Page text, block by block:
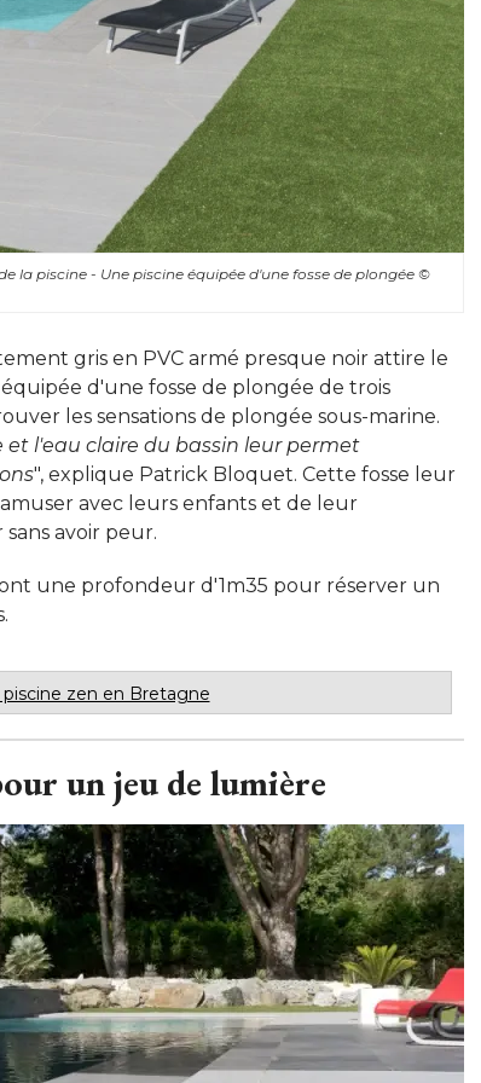
la piscine - Une piscine équipée d'une fosse de plongée©
gris en PVC armé presque noir attire le
d'une fosse de plongée de trois
les sensations de plongée sous-marine.
l'eau claire du bassin leur permet
", explique Patrick Bloquet. Cette fosse leur
avec leurs enfants et de leur
avoir peur.
une profondeur d'1m35 pour réserver un
zen en Bretagne
un jeu de lumière